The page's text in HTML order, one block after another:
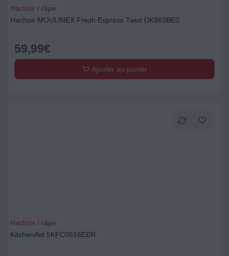
Hachoir / râpe
Hachoir MOULINEX Fresh Express Twist DK863BE0
59,99€
Ajouter au panier
Hachoir / râpe
KitchenAid 5KFC0516EER